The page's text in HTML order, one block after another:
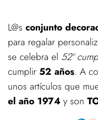
L@s conjunto
para regalar
se celebra el 52º
cumplir 52 años. A
unos artículos que
el año 1974 y son